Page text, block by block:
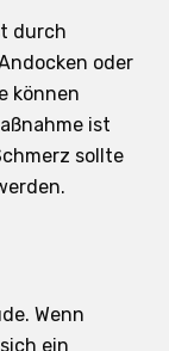
durch
oder
können
ist
sollte
Wenn
ein